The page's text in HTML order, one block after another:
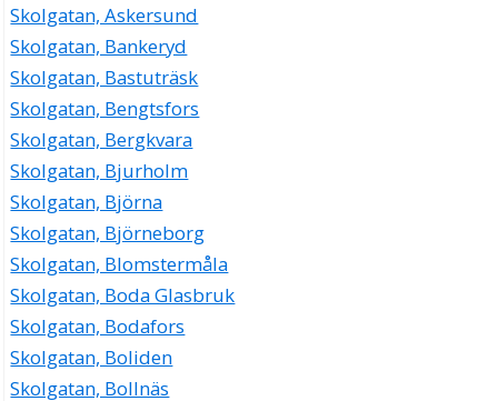
Skolgatan, Askersund
Skolgatan, Bankeryd
Skolgatan, Bastuträsk
Skolgatan, Bengtsfors
Skolgatan, Bergkvara
Skolgatan, Bjurholm
Skolgatan, Björna
Skolgatan, Björneborg
Skolgatan, Blomstermåla
Skolgatan, Boda Glasbruk
Skolgatan, Bodafors
Skolgatan, Boliden
Skolgatan, Bollnäs